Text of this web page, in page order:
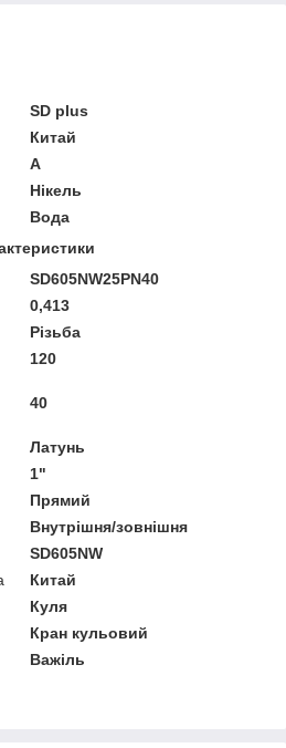
SD plus
Китай
А
Нікель
Вода
SD605NW25PN40
0,413
Різьба
120
40
Латунь
1"
Прямий
Внутрішня/зовнішня
SD605NW
Китай
Куля
Кран кульовий
Важіль